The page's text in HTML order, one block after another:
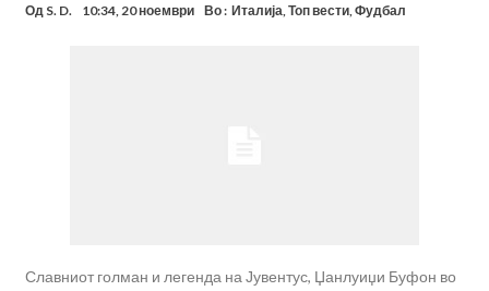
другиот?
Истината излезе на виделина: Родри како никој никогаш го понижи
Од S. D. 10:34, 20 ноември Во : Италија Топ вести, Фудбал
Славниот голман и легенда на Јувентус, Џанлуиџи Буфон во